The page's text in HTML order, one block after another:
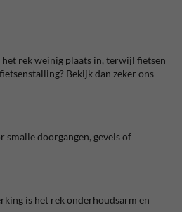
rek weinig plaats in, terwijl fietsen
Bekijk dan zeker ons
smalle doorgangen, gevels of
is het rek onderhoudsarm en